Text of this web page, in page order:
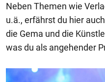
Neben Themen wie
u.ä., erfährst du hier
die Gema und die
was du als angehender